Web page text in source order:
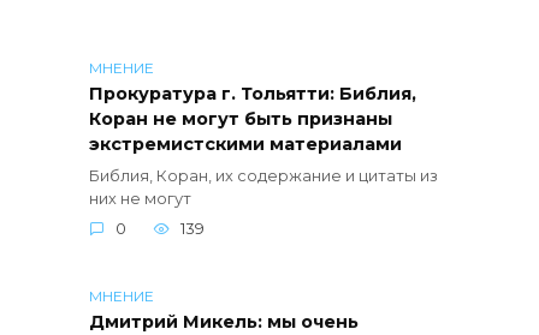
МНЕНИЕ
Прокуратура г. Тольятти: Библия,
Коран не могут быть признаны
экстремистскими материалами
Библия, Коран, их содержание и цитаты из
них не могут
0
139
МНЕНИЕ
Дмитрий Микель: мы очень